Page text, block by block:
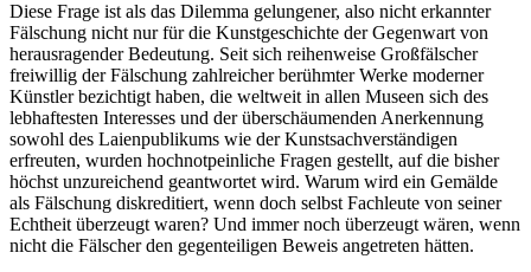
Diese Frage ist als das Dilemma gelungener, also nicht erkannter
Fälschung nicht nur für die Kunstgeschichte der Gegenwart von
herausragender Bedeutung. Seit sich reihenweise Großfälscher
freiwillig der Fälschung zahlreicher berühmter Werke moderner
Künstler bezichtigt haben, die weltweit in allen Museen sich des
lebhaftesten Interesses und der überschäumenden Anerkennung
sowohl des Laienpublikums wie der Kunstsachverständigen
erfreuten, wurden hochnotpeinliche Fragen gestellt, auf die bisher
höchst unzureichend geantwortet wird. Warum wird ein Gemälde
als Fälschung diskreditiert, wenn doch selbst Fachleute von seiner
Echtheit überzeugt waren? Und immer noch überzeugt wären, wenn
nicht die Fälscher den gegenteiligen Beweis angetreten hätten.